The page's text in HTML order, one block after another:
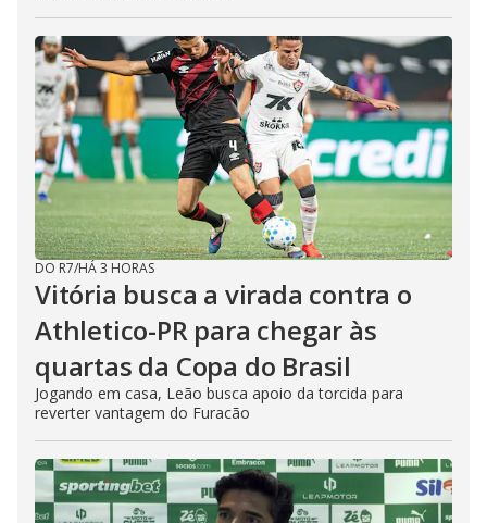
DO R7/HÁ 3 HORAS
Vitória busca a virada contra o
Athletico-PR para chegar às
quartas da Copa do Brasil
Jogando em casa, Leão busca apoio da torcida para
reverter vantagem do Furacão